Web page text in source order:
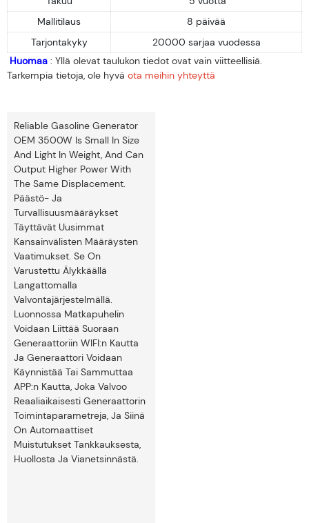
Mallitilaus
8 päivää
Tarjontakyky
20000 sarjaa vuodessa
Huomaa : Yllä olevat taulukon tiedot ovat vain viitteellisiä.
Tarkempia tietoja, ole hyvä ota meihin yhteyttä
Reliable Gasoline Generator
OEM 3500W Is Small In Size
And Light In Weight, And Can
Output Higher Power With
The Same Displacement.
Päästö- Ja
Turvallisuusmääräykset
Täyttävät Uusimmat
Kansainvälisten Määräysten
Vaatimukset. Se On
Varustettu Älykkäällä
Langattomalla
Valvontajärjestelmällä.
Luonnossa Matkapuhelin
Voidaan Liittää Suoraan
Generaattoriin WIFI:n Kautta
Ja Generaattori Voidaan
Käynnistää Tai Sammuttaa
APP:n Kautta, Joka Valvoo
Reaaliaikaisesti Generaattorin
Toimintaparametreja, Ja Siinä
On Automaattiset
Muistutukset Tankkauksesta,
Huollosta Ja Vianetsinnästä.